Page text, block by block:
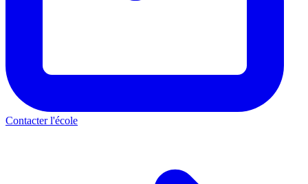
Contacter l'école